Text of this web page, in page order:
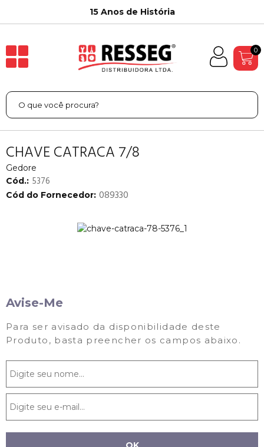
15 Anos de História
0
CHAVE CATRACA 7/8
Gedore
Cód.: 5376
Cód do Fornecedor: 089330
Avise-Me
Para ser avisado da disponibilidade deste
Produto, basta preencher os campos abaixo.